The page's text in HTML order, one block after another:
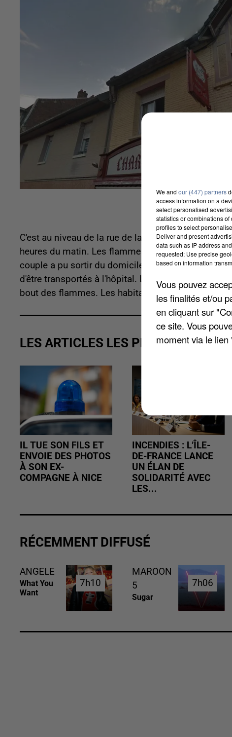
C'est au niveau de la rue de la République que
heures du matin. Les flammes ont attaqué la
couple a pu sortir du domicile avant l'arrivée des
d'être transportés à l'hôpital. Les pompiers sont
bout des flammes. Les habitants ont dû être
LES ARTICLES LES PLUS VUS
IL TUE SON FILS ET
ENVOIE DES PHOTOS
À SON EX-
COMPAGNE À NICE
INCENDIES : L’ÎLE-
DE-FRANCE LANCE
UN ÉLAN DE
SOLIDARITÉ AVEC
LES...
RÉCEMMENT DIFFUSÉ
ANGELE
What You
Want
7h10
7h10
MAROON
5
Sugar
7h06
7h06
We and our (447) partners
access information on a
select personalised
statistics or combinations
profiles to select
Deliver and present
data such as IP address
requested; Use precise
based on information
Vous pouvez
les finalités et/ou
en cliquant sur
ce site. Vous
moment via le